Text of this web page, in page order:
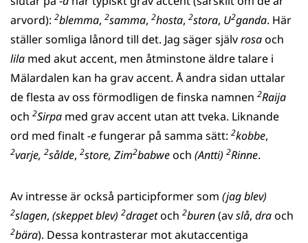
arvord): 2blemma, 2samma, 2hosta, 2stora, U2ganda. Här
ställer somliga lånord till det. Jag säger självrosaoch
lila med akut accent, men åtminstone äldre talare i
Mälardalen kan ha grav accent. Å andra sidan uttalar
de flesta av oss förmodligen de finska namnen 2Raija
och 2Sirpa med grav accent utan att tveka. Liknande
ord med finalt-efungerar på samma sätt: 2kobbe,
2varje, 2sålde, 2store, Zim2babweoch (Antti) 2Rinne.
Av intresse är också participformer som (jag blev)
2slagen, (skeppet blev) 2dragetoch 2buren(avslå, draoch
2bära). Dessa kontrasterar mot akutaccentiga